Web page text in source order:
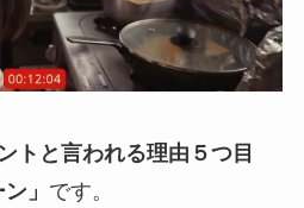
トと言われる理由５つ目
」 です。